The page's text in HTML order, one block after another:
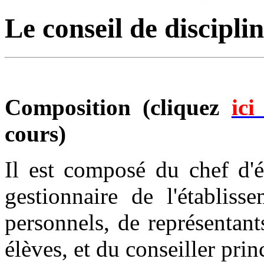
Le conseil de
Composition (cliquez
cours)
Il est composé du chef
gestionnaire de
personnels, de
élèves, et du conseiller